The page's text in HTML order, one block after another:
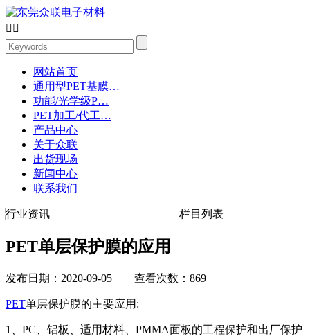
 
网站首页
通用型PET基膜…
功能/光学级P…
PET加工/代工…
产品中心
关于众联
出货现场
新闻中心
联系我们
行业资讯 栏目列表
PET单层保护膜的应用
发布日期：2020-09-05 查看次数：869
PET单层保护膜的主要应用:
1、PC、铝板、适用材料、PMMA面板的工程保护和出厂保护